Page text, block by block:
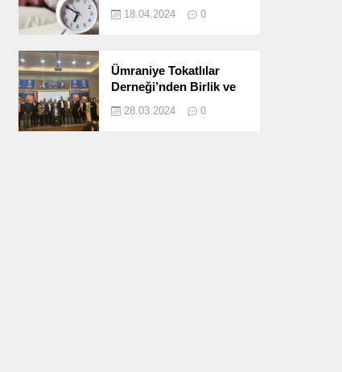
18.04.2024 0
Ümraniye Tokatlılar
Derneği’nden Birlik ve
Programı
28.03.2024 0